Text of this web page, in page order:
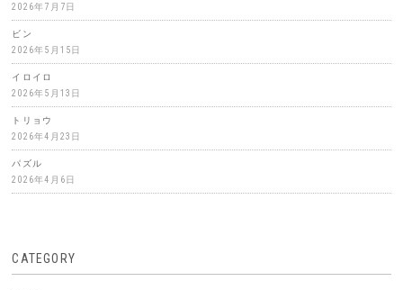
2026年7月7日
ビン
2026年5月15日
イロイロ
2026年5月13日
トリョウ
2026年4月23日
パズル
2026年4月6日
CATEGORY